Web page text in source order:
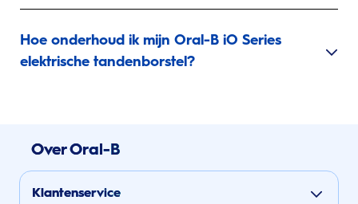
Hoe onderhoud ik mijn Oral-B iO Series
elektrische tandenborstel?
Over Oral-B
Klantenservice